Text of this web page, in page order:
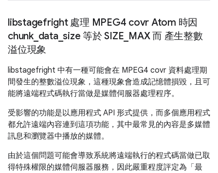
libstagefright 處理 MPEG4 covr Atom 時因
chunk_ data_size 等於 SIZE MAX 而 產生整數
溢位現象
libstagefright 中有一種可能會在 MPEG4 covr 資料處理期
間發生的整數溢位現象，這種現象會造成記憶體損毀，且可
能將遠端程式碼執行當做是媒體伺服器處理程序。
受影響的功能是以應用程式 API 形式提供，而多個應用程式
都允許遠端內容連到這項功能，其中最常見的內容是多媒體
訊息和瀏覽器中播放的媒體。
由於這個問題可能會導致系統將遠端執行的程式碼當做已取
得特殊權限的媒體伺服器服務，因此嚴重程度評定為「最